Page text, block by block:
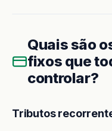
Quais são
fixos que
controlar?
Tributos